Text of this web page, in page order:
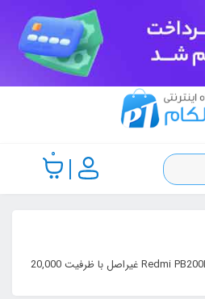
0
پاوربانک شیائومی مدل Redmi PB200LZM غیراصل با ظرفیت 20,000